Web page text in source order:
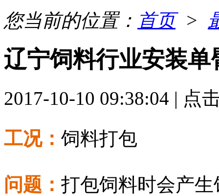
您当前的位置： 首页>
辽宁饲料行业安装单
2017-10-10 09:38:04 | 点
工况： 饲料打包
问题： 打包饲料时会产